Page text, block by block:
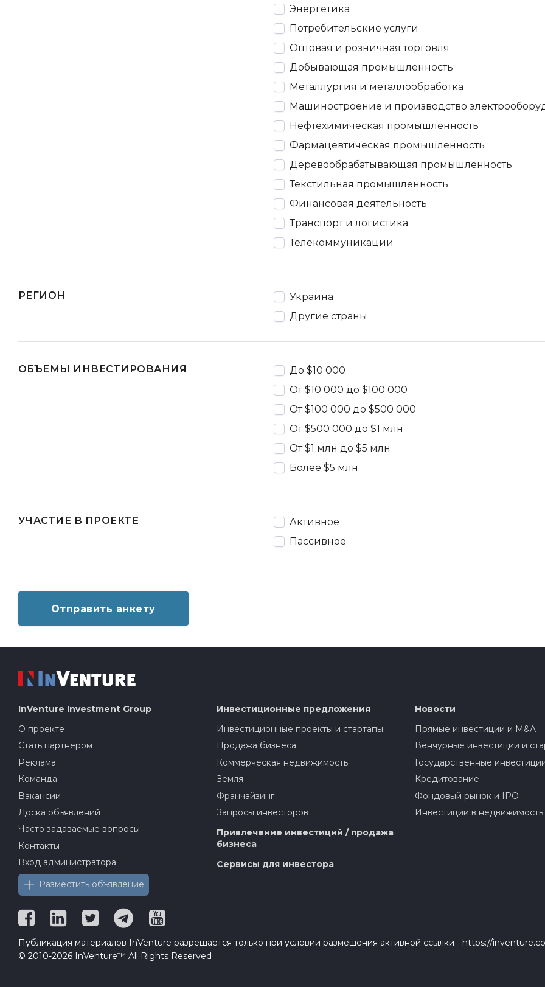
Энергетика
Потребительские услуги
Оптовая и розничная торговля
Добывающая промышленность
Металлургия и металлообработка
Машиностроение и производство
Нефтехимическая промышленность
Фармацевтическая промышленность
Деревообрабатывающая промышленность
Текстильная промышленность
Финансовая деятельность
Транспорт и логистика
Телекоммуникации
РЕГИОН
Украина
Другие страны
ОБЪЕМЫ ИНВЕСТИРОВАНИЯ
До $10 000
От $10 000 до $100 000
От $100 000 до $500 000
От $500 000 до $1 млн
От $1 млн до $5 млн
Более $5 млн
УЧАСТИЕ В ПРОЕКТЕ
Активное
Пассивное
Отправить анкету
InVenture Investment Group
О проекте
Стать партнером
Реклама
Команда
Вакансии
Доска объявлений
Часто задаваемые вопросы
Контакты
Вход администратора
Разместить объявление
Инвестиционные предложения
Инвестиционные проекты и стартапы
Продажа бизнеса
Коммерческая недвижимость
Земля
Франчайзинг
Запросы инвесторов
Привлечение инвестиций / продажа
бизнеса
Сервисы для инвестора
Новости
Прямые инвестиции и M&A
Венчурные инвестиции и
Государственные
Кредитование
Фондовый рынок и IPO
Инвестиции в недвижимость
Публикация материалов InVenture разрешается только при условии размещения активной ссылки - https://
© 2010-2026 InVenture™ All Rights Reserved